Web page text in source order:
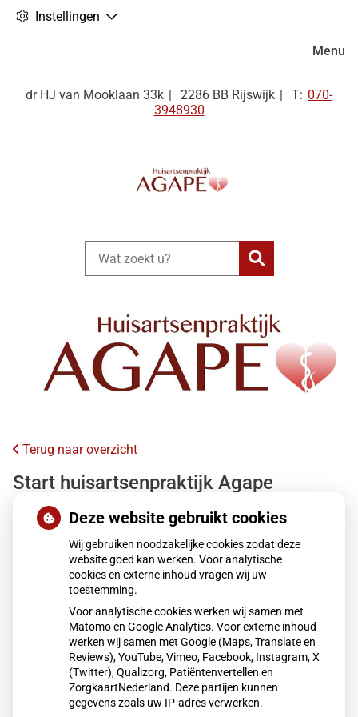
Instellingen
dr HJ van Mooklaan 33k 2286 BB Rijswijk Tel:
070-
3948930
Zoeken
Menu
Terug naar overzicht
Start huisartsenpraktijk Agape
Vanaf 1 januari 2021 zullen “Huisartsenpraktijk CH Wai” en
“Huisartsenpraktijk Kersch en Tati” samen verder gaan als
Huisartsenpraktijk Agape. Achter de schermen werkten de
praktijken al veel samen. Het leek ons een logische stap
om nu de praktijken geheel samen te voegen. We willen
hiermee de toegankelijkheid vergroten, ook in
vakantieperiodes, en wachttijden in de wachtkamer
verkorten. Ook zal het ons helpen efficiënter te kunnen
Voor een deel zult u de vertrouwde gezichten blijven zien
Deze website gebruikt cookies
Wij gebruiken noodzakelijke cookies zodat deze
website goed kan werken. Voor analytische
cookies en externe inhoud vragen wij uw
toestemming.
Voor analytische cookies werken wij samen met
Matomo en Google Analytics. Voor externe inhoud
werken wij samen met Google (Maps, Translate en
Reviews), YouTube, Vimeo, Facebook, Instagram, X
(Twitter), Qualizorg, Patiëntenvertellen en
ZorgkaartNederland. Deze partijen kunnen
gegevens zoals uw IP-adres verwerken.